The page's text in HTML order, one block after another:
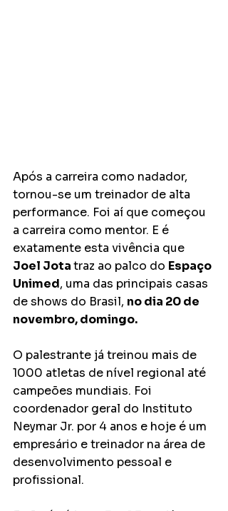
Após a carreira como nadador,
tornou-se um treinador de alta
performance. Foi aí que começou
a carreira como mentor. E é
exatamente esta vivência que
Joel Jota traz ao palco do Espaço
Unimed, uma das principais casas
de shows do Brasil, no dia 20 de
novembro, domingo.
O palestrante já treinou mais de
1000 atletas de nível regional até
campeões mundiais. Foi
coordenador geral do Instituto
Neymar Jr. por 4 anos e hoje é um
empresário e treinador na área de
desenvolvimento pessoal e
profissional.